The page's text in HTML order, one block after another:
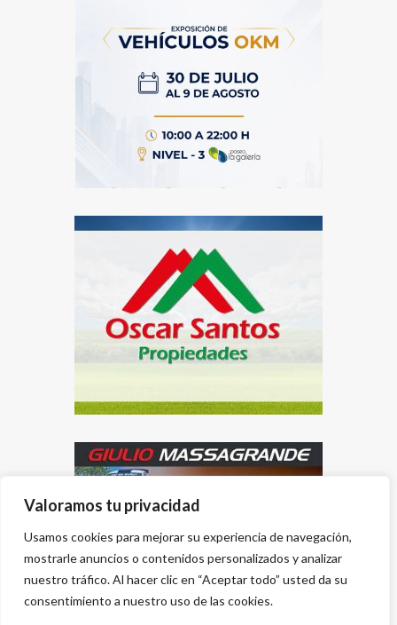
Valoramos tu privacidad
Usamos cookies para mejorar su experiencia de navegación,
mostrarle anuncios o contenidos personalizados y analizar
nuestro tráfico. Al hacer clic en “Aceptar todo” usted da su
consentimiento a nuestro uso de las cookies.